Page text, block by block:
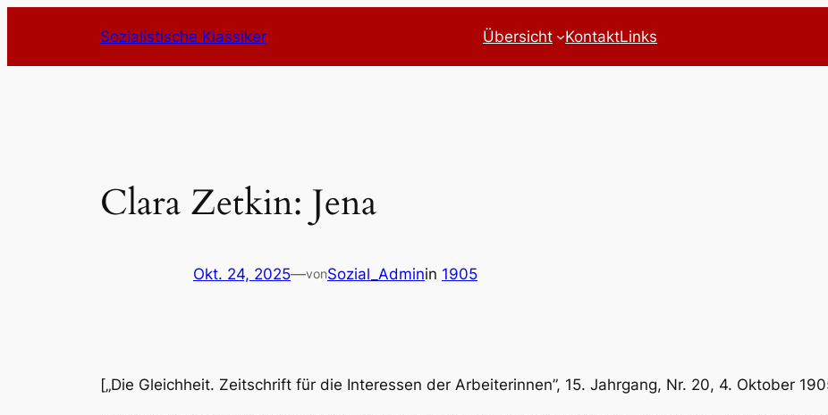
springen
Sozialistische Klassiker Übersicht KontaktLinks
Clara Zetkin: Jena
Okt. 24, 2025—vonSozial_Adminin 1905
[„Die Gleichheit. Zeitschrift für die Interessen der Arbeiterinnen”, 15. Jahrgang, Nr. 20, 4. Oktober